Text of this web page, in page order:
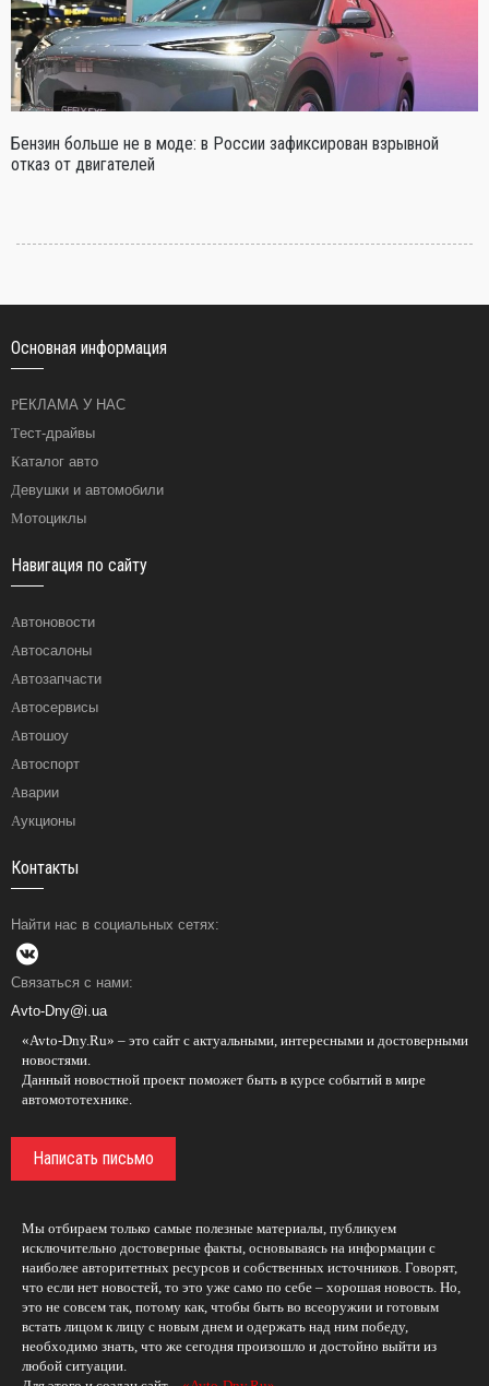
Бензин больше не в моде: в России зафиксирован взрывной
отказ от двигателей
Основная информация
РЕКЛАМА У НАС
Тест-драйвы
Каталог авто
Девушки и автомобили
Мотоциклы
Навигация по сайту
Автоновости
Автосалоны
Автозапчасти
Автосервисы
Автошоу
Автоспорт
Аварии
Аукционы
Контакты
Найти нас в социальных сетях:
Связаться с нами:
Avto-Dny@i.ua
«Avto-Dny.Ru» – это сайт с актуальными, интересными и достоверными
новостями.
Данный новостной проект поможет быть в курсе событий в мире
автомототехнике.
Написать письмо
Мы отбираем только самые полезные материалы, публикуем
исключительно достоверные факты, основываясь на информации с
наиболее авторитетных ресурсов и собственных источников. Говорят,
что если нет новостей, то это уже само по себе – хорошая новость. Но,
это не совсем так, потому как, чтобы быть во всеоружии и готовым
встать лицом к лицу с новым днем и одержать над ним победу,
необходимо знать, что же сегодня произошло и достойно выйти из
любой ситуации.